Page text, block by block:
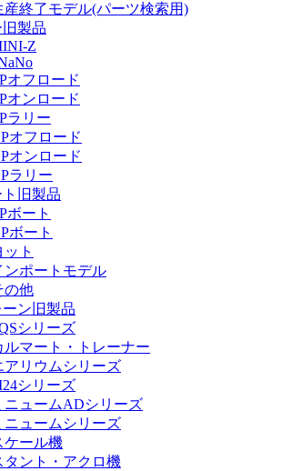
産終了モデル(パーツ検索用)
製品
Z
オフロード
オンロード
ラリー
オフロード
オンロード
ラリー
旧製品
ボート
ボート
ット
ンポートモデル
の他
ン旧製品
シリーズ
ルマート・トレーナー
アリウムシリーズ
シリーズ
ニュームADシリーズ
ニュームシリーズ
ケール機
タント・アクロ機